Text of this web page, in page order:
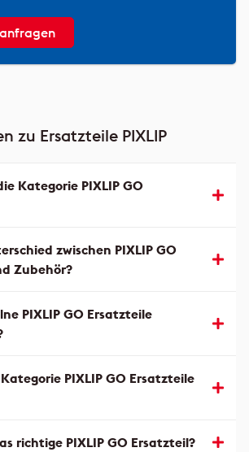
zu Ersatzteile PIXLIP
Kategorie PIXLIP GO
zwischen PIXLIP GO
Zubehör?
PIXLIP GO Ersatzteile
PIXLIP GO Ersatzteile
richtige PIXLIP GO Ersatzteil?